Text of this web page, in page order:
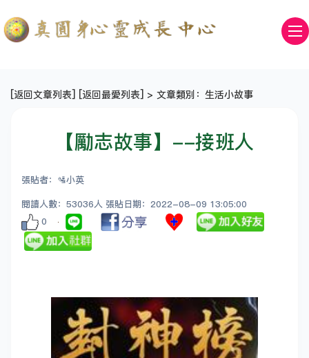
[返回文章列表] [返回最愛列表] > 文章類別：生活小故事
【勵志故事】--接班人
張貼者：🛂小英
閱讀人數：53036人 張貼日期：2022-08-09 13:05:00
0